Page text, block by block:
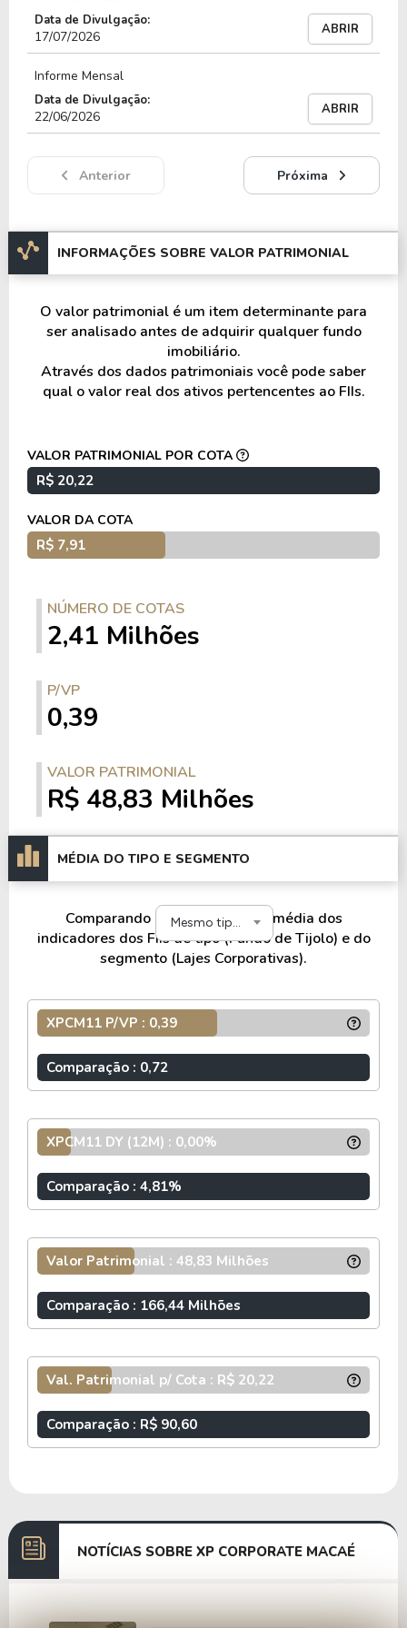
INFORMAÇÕES ADICIONAIS
O fundoXP CORPORATE MACAÉ
16.802.320/0001-03, é um fundo imobiliário do
tipo Fundo de Tijolo e do segmento
Lajes
total de 2.414.570 cotas que estão divididas entre
15.345 cotistas.
O único imóvel do fundo XPCM11 está localizado
no Rio de Janeiro, tendo um total de 19.664,23
m².
O fundo XPCM11 cobra 0,80% a.a de taxa de
administração e possui atualmente um P/VP
(preço sobre valor patrimonial) de 0.39 e um
Dividend Yeld acumulado nos últimos 12 meses
de 0%.
Os fundos de tijolo, também conhecidos como
fundo de renda, são chamados assim por
representarem imóveis físicos.
Normalmente o capital levantada pelos fundos de
tijolo são utilizados para aquisição ou construção
de imóveis, para que estes passem a gerar uma
Data de Divulgação:
17/07/2026 ABRIR
Informe Mensal
Data de Divulgação:
22/06/2026 ABRIR
Anterior Próxima
INFORMAÇÕES SOBRE VALOR PATRIMONIAL
O valor patrimonial é um item determinante para
ser analisado antes de adquirir qualquer fundo
imobiliário.
Através dos dados patrimoniais você pode saber
qual o valor real dos ativos pertencentes ao FIIs.
VALOR PATRIMONIAL POR COTA
R$ 20,22
VALOR DA COTA
R$ 7,91
NÚMERO DE COTAS
2,41 Milhões
P/VP
0,39
VALOR PATRIMONIAL
R$ 48,83 Milhões
MÉDIA DO TIPO E SEGMENTO
Mesmo tipo e segmento
Comparando o XPCM11 com a média dos
indicadores dos FIIs de tipo (Fundo de Tijolo) e do
segmento (Lajes Corporativas).
XPCM11 P/VP : 0,39
Comparação : 0,72
XPCM11 DY (12M) : 0,00%
Comparação : 4,81%
Valor Patrimonial : 48,83 Milhões
Comparação : 166,44 Milhões
Val. Patrimonial p/ Cota : R$ 20,22
Comparação : R$ 90,60
NOTÍCIAS SOBRE XP CORPORATE MACAÉ